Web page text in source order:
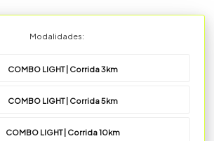
Modalidades:
COMBO LIGHT | Corrida 3km
COMBO LIGHT | Corrida 5km
COMBO LIGHT | Corrida 10km